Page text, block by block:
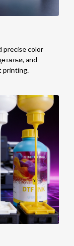
precise color
and
printing.